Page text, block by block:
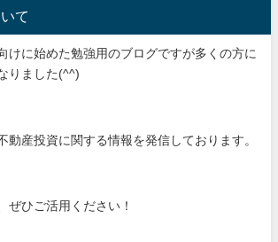
て
けに始めた勉強用のブログですが多くの方に
りました(^^)
動産投資に関する情報を発信しております。
ぜひご活用ください！